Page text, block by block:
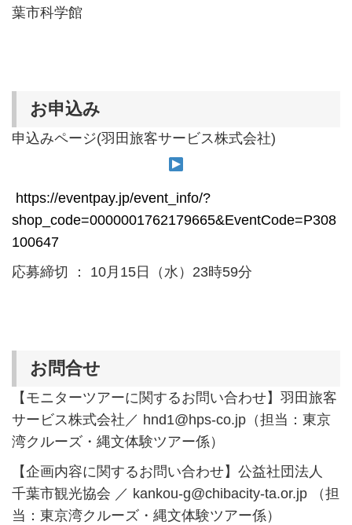
葉市科学館
お申込み
申込みページ(羽田旅客サービス株式会社)
https://eventpay.jp/event_info/?
shop_code=0000001762179665&EventCode=P308
100647
応募締切 ： 10月15日（水）23時59分
お問合せ
【モニターツアーに関するお問い合わせ】羽田旅客
サービス株式会社／ hnd1@hps-co.jp（担当：東京
湾クルーズ・縄文体験ツアー係）
【企画内容に関するお問い合わせ】公益社団法人
千葉市観光協会 ／ kankou-g@chibacity-ta.or.jp （担
当：東京湾クルーズ・縄文体験ツアー係）